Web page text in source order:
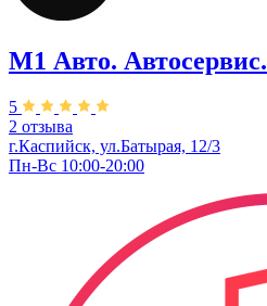
М1 Авто. ​Автосервис.
5
2 отзыва
г.Каспийск,​ ул.Батырая, 12/3
Пн-Вс 10:00-20:00